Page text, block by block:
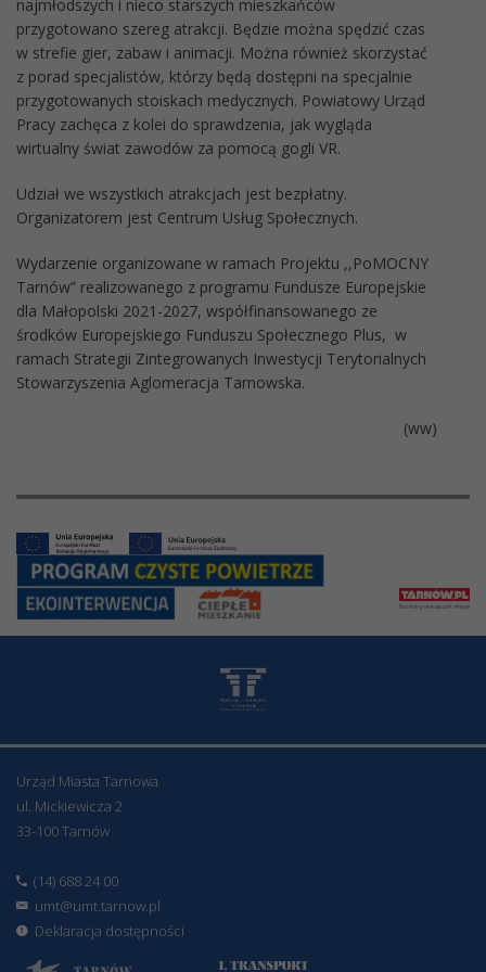
najmłodszych i nieco starszych mieszkańców
przygotowano szereg atrakcji. Będzie można spędzić czas
w strefie gier, zabaw i animacji. Można również skorzystać
z porad specjalistów, którzy będą dostępni na specjalnie
przygotowanych stoiskach medycznych. Powiatowy Urząd
Pracy zachęca z kolei do sprawdzenia, jak wygląda
wirtualny świat zawodów za pomocą gogli VR.
Udział we wszystkich atrakcjach jest bezpłatny.
Organizatorem jest Centrum Usług Społecznych.
Wydarzenie organizowane w ramach Projektu ,,PoMOCNY
Tarnów” realizowanego z programu Fundusze Europejskie
dla Małopolski 2021-2027, współfinansowanego ze
środków Europejskiego Funduszu Społecznego Plus, w
ramach Strategii Zintegrowanych Inwestycji Terytorialnych
Stowarzyszenia Aglomeracja Tarnowska.
(ww)
Urząd Miasta Tarnowa
ul. Mickiewicza 2
33-100 Tarnów
(14) 688 24 00
umt@umt.tarnow.pl
Deklaracja dostępności